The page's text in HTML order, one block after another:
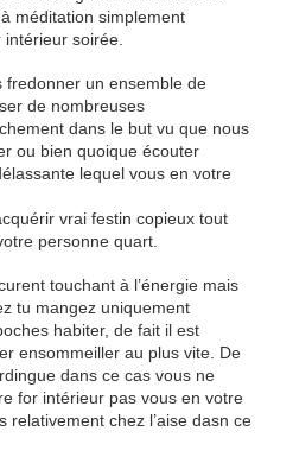
méditation simplement
soirée.
fredonner un ensemble de
de nombreuses
dans le but vu que nous
ou bien quoique écouter
lequel vous en votre
vrai festin copieux tout
personne quart.
touchant à l’énergie mais
tu mangez uniquement
habiter, de fait il est
ensommeiller au plus vite. De
dans ce cas vous ne
for intérieur pas vous en votre
relativement chez l’aise dasn ce